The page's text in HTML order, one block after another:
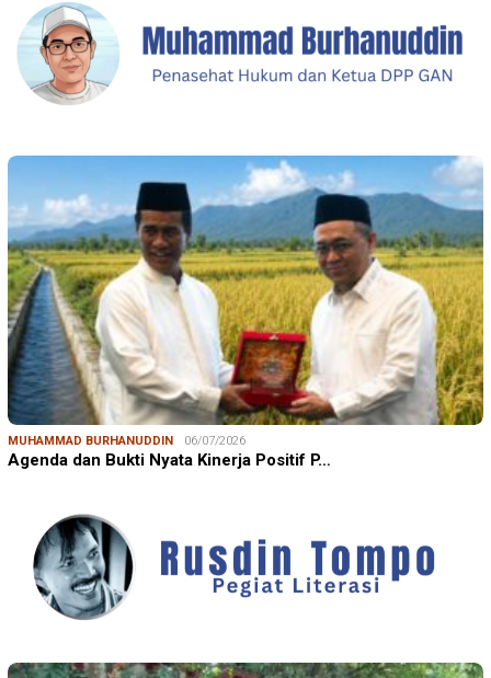
MUHAMMAD BURHANUDDIN 06/07/2026
Agenda dan Bukti Nyata Kinerja Positif P…